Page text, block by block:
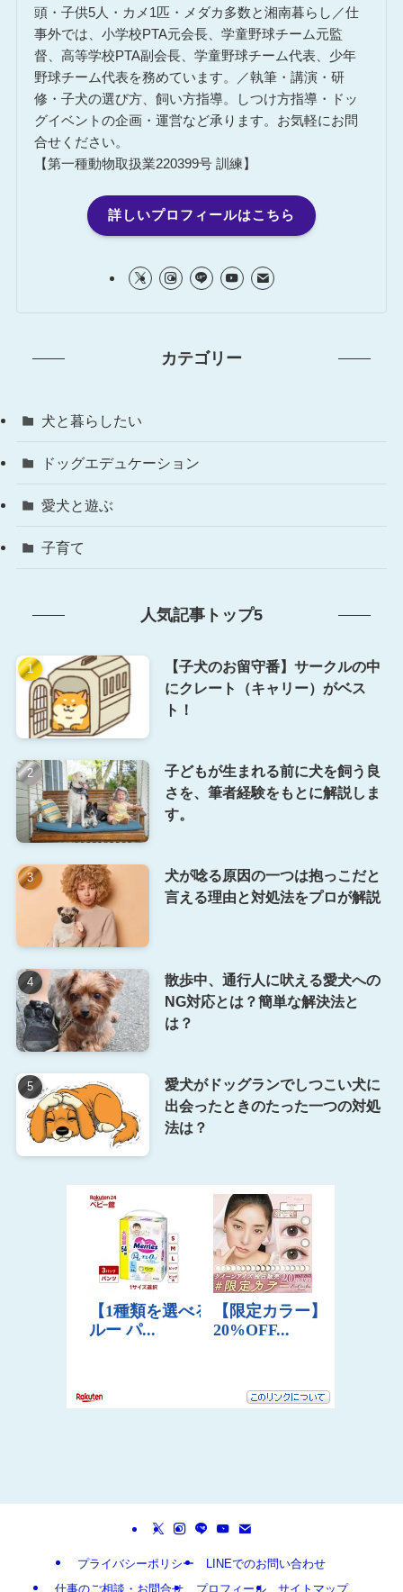
頭・子供5人・カメ1匹・メダカ多数と湘南暮らし／仕
事外では、小学校PTA元会長、学童野球チーム元監
督、高等学校PTA副会長、学童野球チーム代表、少年
野球チーム代表を務めています。／執筆・講演・研
修・子犬の選び方、飼い方指導。しつけ方指導・ドッ
グイベントの企画・運営など承ります。お気軽にお問
合せください。
【第一種動物取扱業220399号 訓練】
詳しいプロフィールはこちら
カテゴリー
犬と暮らしたい
ドッグエデュケーション
愛犬と遊ぶ
子育て
人気記事トップ5
【子犬のお留守番】サークルの中
にクレート（キャリー）がベス
ト！
子どもが生まれる前に犬を飼う良
さを、筆者経験をもとに解説しま
す。
犬が唸る原因の一つは抱っこだと
言える理由と対処法をプロが解説
散歩中、通行人に吠える愛犬への
NG対応とは？簡単な解決法と
は？
愛犬がドッグランでしつこい犬に
出会ったときのたった一つの対処
法は？
プライバシーポリシー
LINEでのお問い合わせ
仕事のご相談・お問合せ
プロフィール サイトマップ